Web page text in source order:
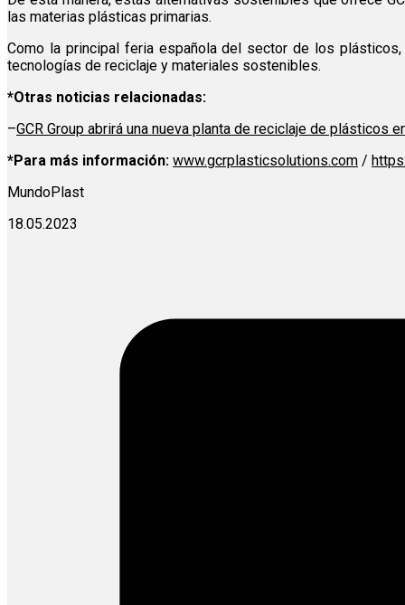
las materias plásticas primarias.
Como la principal feria española del sector de los
tecnologías de reciclaje y materiales sostenibles.
*Otras noticias relacionadas:
–GCR Group abrirá una nueva planta de reciclaje de plásticos
*Para más información: www.gcrplasticsolutions.com /
MundoPlast
18.05.2023